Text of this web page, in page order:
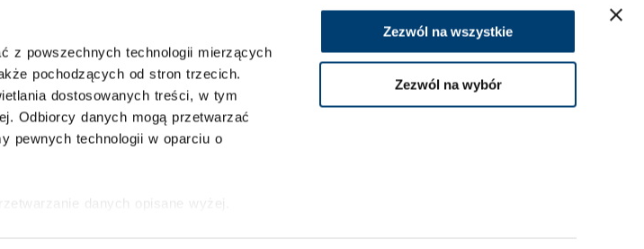
z powszechnych technologii mierzących
pochodzących od stron trzecich.
dostosowanych treści, w tym
Odbiorcy danych mogą przetwarzać
pewnych technologii w oparciu o
danych opisane wyżej.
Zezwól na wszystkie
Zezwól na wybór
zawiasów
o odporności ogniowej S 60 P na całą przestrzeń wewn., - specjalny system uszczelek i wypełnień